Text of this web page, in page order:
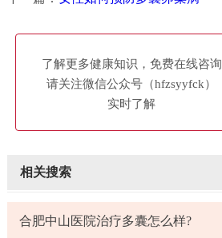
了解更多健康知识，免费在线咨询
请关注微信公众号（hfzsyyfck）
实时了解
相关搜索
合肥中山医院治疗多囊怎么样?